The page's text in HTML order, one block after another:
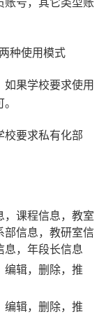
账号，其它类型账
种使用模式
如果学校要求使用
校要求私有化部
，课程信息，教室
部信息，教研室信
息，年段长信息
编辑，删除，推
编辑，删除，推